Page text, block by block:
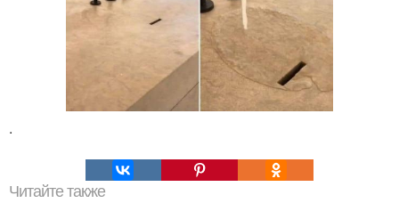
.
Читайте также